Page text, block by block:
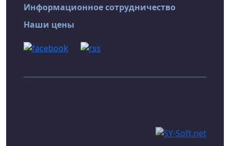
Информационное сотрудничество
Наши цены